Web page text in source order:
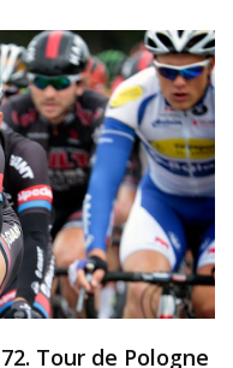
Tour de Pologne